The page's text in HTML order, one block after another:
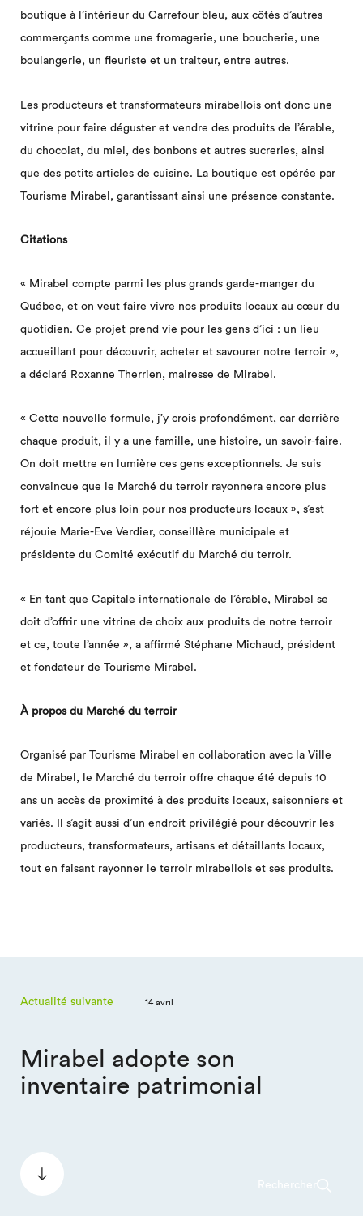
Rechercher
boutique à l’intérieur du Carrefour bleu, aux côtés d’autres
commerçants comme une fromagerie, une boucherie, une
boulangerie, un fleuriste et un traiteur, entre autres.
Les producteurs et transformateurs mirabellois ont donc une
vitrine pour faire déguster et vendre des produits de l’érable,
du chocolat, du miel, des bonbons et autres sucreries, ainsi
que des petits articles de cuisine. La boutique est opérée par
Tourisme Mirabel, garantissant ainsi une présence constante.
Citations
« Mirabel compte parmi les plus grands garde-manger du
Québec, et on veut faire vivre nos produits locaux au cœur du
quotidien. Ce projet prend vie pour les gens d’ici : un lieu
accueillant pour découvrir, acheter et savourer notre terroir »,
a déclaré Roxanne Therrien, mairesse de Mirabel.
« Cette nouvelle formule, j’y crois profondément, car derrière
chaque produit, il y a une famille, une histoire, un savoir-faire.
On doit mettre en lumière ces gens exceptionnels. Je suis
convaincue que le Marché du terroir rayonnera encore plus
fort et encore plus loin pour nos producteurs locaux », s’est
réjouie Marie-Eve Verdier, conseillère municipale et
présidente du Comité exécutif du Marché du terroir.
« En tant que Capitale internationale de l’érable, Mirabel se
doit d’offrir une vitrine de choix aux produits de notre terroir
et ce, toute l’année », a affirmé Stéphane Michaud, président
et fondateur de Tourisme Mirabel.
À propos du Marché du terroir
Organisé par Tourisme Mirabel en collaboration avec la Ville
de Mirabel, le Marché du terroir offre chaque été depuis 10
ans un accès de proximité à des produits locaux, saisonniers et
variés. Il s’agit aussi d’un endroit privilégié pour découvrir les
producteurs, transformateurs, artisans et détaillants locaux,
tout en faisant rayonner le terroir mirabellois et ses produits.
Actualité suivante 14 avril
Mirabel adopte son
inventaire patrimonial